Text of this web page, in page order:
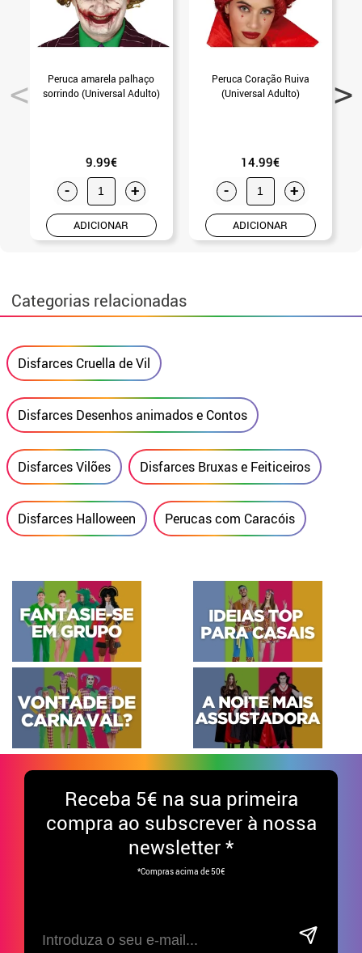
Peruca amarela palhaço
sorrindo (Universal Adulto)
9.99€
- +
ADICIONAR
Peruca Coração Ruiva
(Universal Adulto)
14.99€
- +
ADICIONAR
Categorias relacionadas
Disfarces Cruella de Vil
Disfarces Desenhos animados e Contos
Disfarces Vilões Disfarces Bruxas e Feiticeiros
Disfarces Halloween Perucas com Caracóis
Receba 5€ na sua primeira
compra ao subscrever à nossa
newsletter *
*Compras acima de 50€